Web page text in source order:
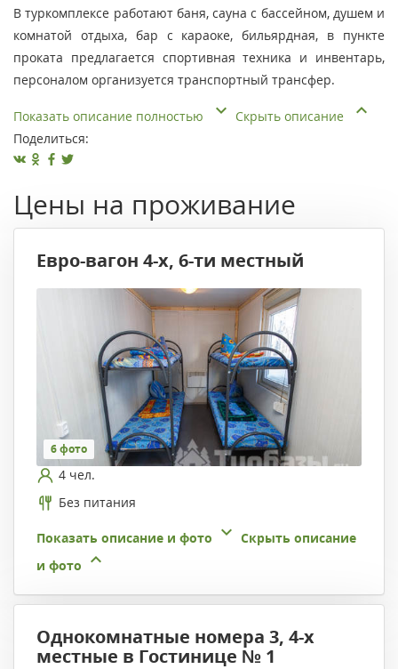
В туркомплексе работают баня, сауна с бассейном, душем и
комнатой отдыха, бар с караоке, бильярдная, в пункте
проката предлагается спортивная техника и инвентарь,
персоналом организуется транспортный трансфер.
Показать описание полностью
Скрыть описание
Поделиться:
Цены на проживание
Евро-вагон 4-х, 6-ти местный
6 фото
4 чел.
Без питания
Показать описание и фото
Скрыть описание
и фото
Однокомнатные номера 3, 4-х
местные в Гостинице № 1